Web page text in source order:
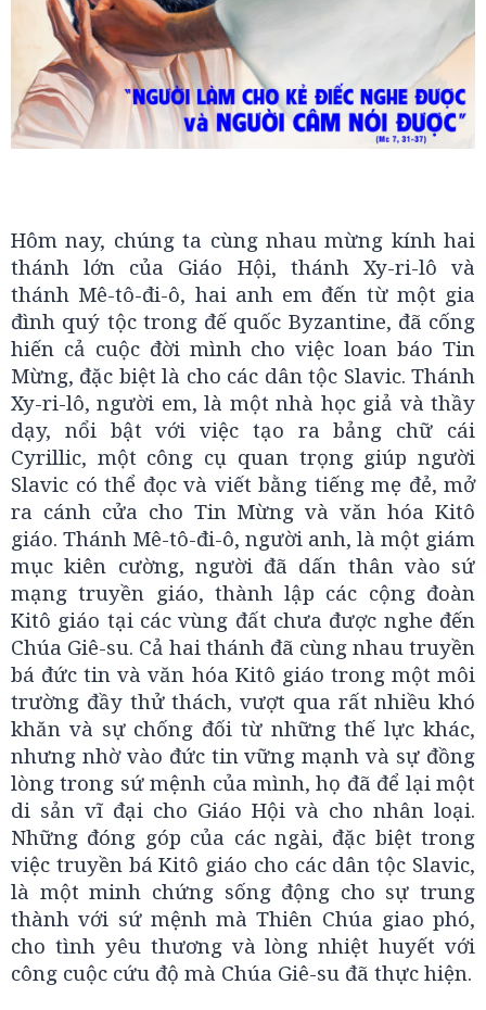
Hôm nay, chúng ta cùng nhau mừng kính hai
thánh lớn của Giáo Hội, thánh Xy-ri-lô và
thánh Mê-tô-đi-ô, hai anh em đến từ một gia
đình quý tộc trong đế quốc Byzantine, đã cống
hiến cả cuộc đời mình cho việc loan báo Tin
Mừng, đặc biệt là cho các dân tộc Slavic. Thánh
Xy-ri-lô, người em, là một nhà học giả và thầy
dạy, nổi bật với việc tạo ra bảng chữ cái
Cyrillic, một công cụ quan trọng giúp người
Slavic có thể đọc và viết bằng tiếng mẹ đẻ, mở
ra cánh cửa cho Tin Mừng và văn hóa Kitô
giáo. Thánh Mê-tô-đi-ô, người anh, là một giám
mục kiên cường, người đã dấn thân vào sứ
mạng truyền giáo, thành lập các cộng đoàn
Kitô giáo tại các vùng đất chưa được nghe đến
Chúa Giê-su. Cả hai thánh đã cùng nhau truyền
bá đức tin và văn hóa Kitô giáo trong một môi
trường đầy thử thách, vượt qua rất nhiều khó
khăn và sự chống đối từ những thế lực khác,
nhưng nhờ vào đức tin vững mạnh và sự đồng
lòng trong sứ mệnh của mình, họ đã để lại một
di sản vĩ đại cho Giáo Hội và cho nhân loại.
Những đóng góp của các ngài, đặc biệt trong
việc truyền bá Kitô giáo cho các dân tộc Slavic,
là một minh chứng sống động cho sự trung
thành với sứ mệnh mà Thiên Chúa giao phó,
cho tình yêu thương và lòng nhiệt huyết với
công cuộc cứu độ mà Chúa Giê-su đã thực hiện.